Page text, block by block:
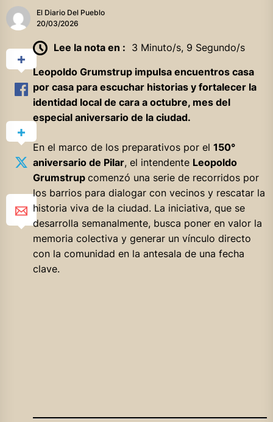
El Diario Del Pueblo
20/03/2026
Lee la nota en : 3 Minuto/s, 9 Segundo/s
Leopoldo Grumstrup impulsa encuentros casa
por casa para escuchar historias y fortalecer la
identidad local de cara a octubre, mes del
especial aniversario de la ciudad.
En el marco de los preparativos por el 150°
aniversario de Pilar, el intendente Leopoldo
Grumstrup comenzó una serie de recorridos por
los barrios para dialogar con vecinos y rescatar la
historia viva de la ciudad. La iniciativa, que se
desarrolla semanalmente, busca poner en valor la
memoria colectiva y generar un vínculo directo
con la comunidad en la antesala de una fecha
clave.